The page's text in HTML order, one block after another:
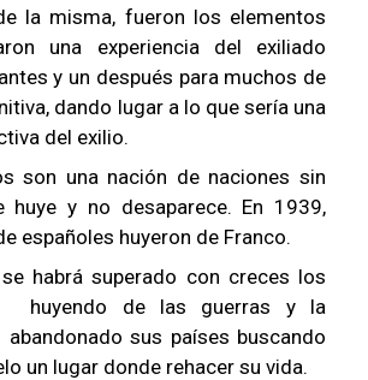
la misma, fueron los elementos
una experiencia del exiliado
y un después para muchos de
dando lugar a lo que sería una
del exilio.
son una nación de naciones sin
huye y no desaparece. En 1939,
españoles huyeron de Franco.
habrá superado con creces los
huyendo de las guerras y la
abandonado sus países buscando
un lugar donde rehacer su vida.